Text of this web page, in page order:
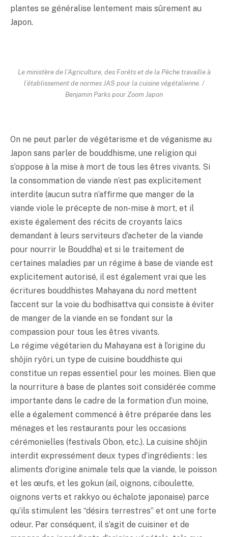
plantes se généralise lentement mais sûrement au
Japon.
Le ministère de l’Agriculture, des Forêts et de la Pêche travaille à
l’établissement de normes JAS pour la cuisine végétalienne. /
Benjamin Parks pour Zoom Japon
On ne peut parler de végétarisme et de véganisme au
Japon sans parler de bouddhisme, une religion qui
s’oppose à la mise à mort de tous les êtres vivants. Si
la consommation de viande n’est pas explicitement
interdite (aucun sutra n’affirme que manger de la
viande viole le précepte de non-mise à mort, et il
existe également des récits de croyants laïcs
demandant à leurs serviteurs d’acheter de la viande
pour nourrir le Bouddha) et si le traitement de
certaines maladies par un régime à base de viande est
explicitement autorisé, il est également vrai que les
écritures bouddhistes Mahayana du nord mettent
l’accent sur la voie du bodhisattva qui consiste à éviter
de manger de la viande en se fondant sur la
compassion pour tous les êtres vivants.
Le régime végétarien du Mahayana est à l’origine du
shôjin ryôri, un type de cuisine bouddhiste qui
constitue un repas essentiel pour les moines. Bien que
la nourriture à base de plantes soit considérée comme
importante dans le cadre de la formation d’un moine,
elle a également commencé à être préparée dans les
ménages et les restaurants pour les occasions
cérémonielles (festivals Obon, etc.). La cuisine shôjin
interdit expressément deux types d’ingrédients : les
aliments d’origine animale tels que la viande, le poisson
et les œufs, et les gokun (ail, oignons, ciboulette,
oignons verts et rakkyo ou échalote japonaise) parce
qu’ils stimulent les “désirs terrestres” et ont une forte
odeur. Par conséquent, il s’agit de cuisiner et de